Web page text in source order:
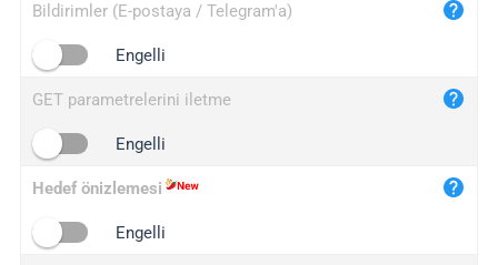
Bildirimler (E-postaya / Telegram'a)
Engelli
GET parametrelerini iletme
Engelli
Hedef önizlemesi
Engelli